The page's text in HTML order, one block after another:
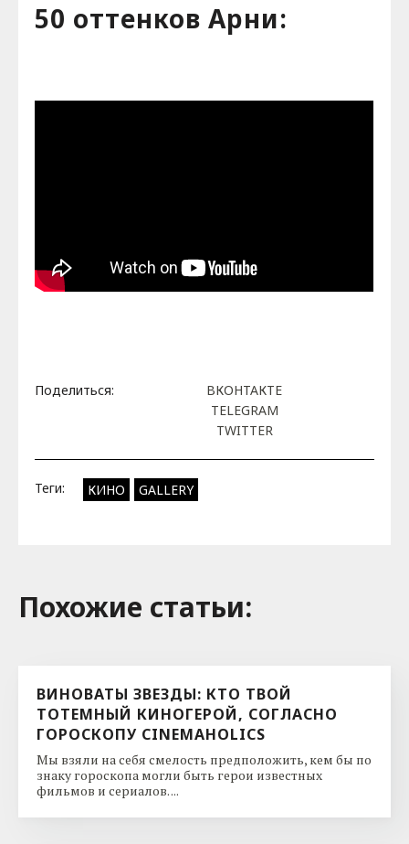
50 оттенков Арни:
Поделиться:
ВКОНТАКТЕ
TELEGRAM
TWITTER
Теги: КИНО GALLERY
Похожие cтатьи:
ВИНОВАТЫ ЗВЕЗДЫ: КТО ТВОЙ
ТОТЕМНЫЙ КИНОГЕРОЙ, СОГЛАСНО
ГОРОСКОПУ CINEMAHOLICS
Мы взяли на себя смелость предположить, кем бы по
знаку гороскопа могли быть герои известных
фильмов и сериалов. ...